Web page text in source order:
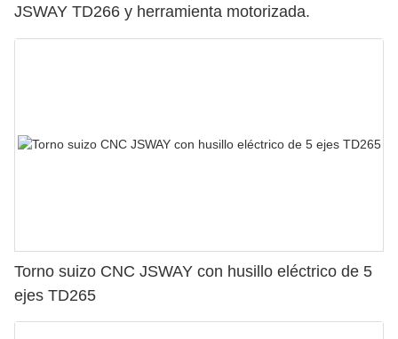
JSWAY TD266 y herramienta motorizada.
Torno suizo CNC JSWAY con husillo eléctrico de 5
ejes TD265